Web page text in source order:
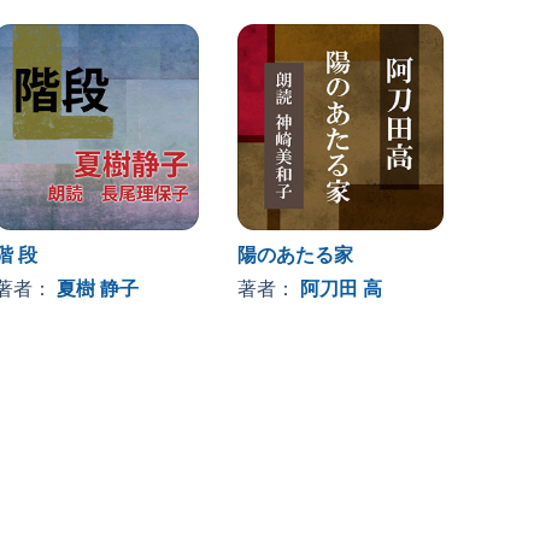
段
者： 夏樹 静子
陽のあたる家
著者： 阿刀田 高